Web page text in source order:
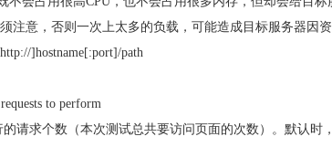
注意，否则一次上太多的负载，可能造成目标服务器因
]hostname[:port]/path
to perform
求个数（本次测试总共要访问页面的次数）。默认时，